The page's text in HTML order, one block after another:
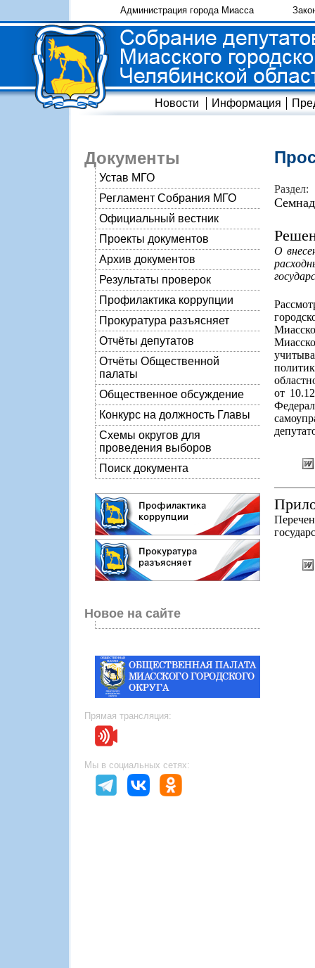
Администрация города Миасса
Новости Информация
Документы
Устав МГО
Регламент Собрания МГО
Официальный вестник
Проекты документов
Архив документов
Результаты проверок
Профилактика коррупции
Прокуратура разъясняет
Отчёты депутатов
Отчёты Общественной
палаты
Общественное обсуждение
Конкурс на должность Главы
Схемы округов для
проведения выборов
Поиск документа
Новое на сайте
Прямая трансляция:
Мы в социальных сетях:
Раздел:
О
от